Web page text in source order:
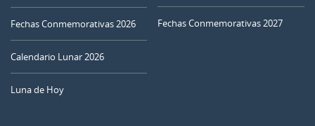
Fechas Conmemorativas 2026
Calendario Lunar 2026
Luna de Hoy
Fechas Conmemorativas 2027